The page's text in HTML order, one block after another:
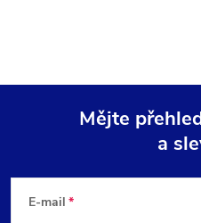
Mějte
a
E-mail